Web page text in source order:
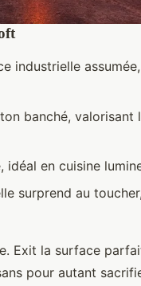
industrielle
banché,
idéal en cuisine
surprend au
Exit la surface
pour autant